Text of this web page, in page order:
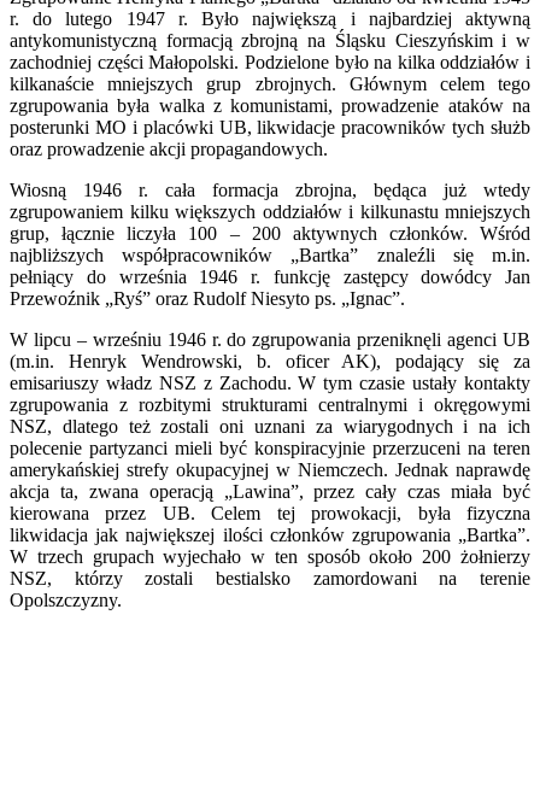
r. do lutego 1947 r. Było największą i najbardziej aktywną
antykomunistyczną formacją zbrojną na Śląsku Cieszyńskim i w
zachodniej części Małopolski. Podzielone było na kilka oddziałów i
kilkanaście mniejszych grup zbrojnych. Głównym celem tego
zgrupowania była walka z komunistami, prowadzenie ataków na
posterunki MO i placówki UB, likwidacje pracowników tych służb
oraz prowadzenie akcji propagandowych.
Wiosną 1946 r. cała formacja zbrojna, będąca już wtedy
zgrupowaniem kilku większych oddziałów i kilkunastu mniejszych
grup, łącznie liczyła 100 – 200 aktywnych członków. Wśród
najbliższych współpracowników „Bartka” znaleźli się m.in.
pełniący do września 1946 r. funkcję zastępcy dowódcy Jan
Przewoźnik „Ryś” oraz Rudolf Niesyto ps. „Ignac”.
W lipcu – wrześniu 1946 r. do zgrupowania przeniknęli agenci UB
(m.in. Henryk Wendrowski, b. oficer AK), podający się za
emisariuszy władz NSZ z Zachodu. W tym czasie ustały kontakty
zgrupowania z rozbitymi strukturami centralnymi i okręgowymi
NSZ, dlatego też zostali oni uznani za wiarygodnych i na ich
polecenie partyzanci mieli być konspiracyjnie przerzuceni na teren
amerykańskiej strefy okupacyjnej w Niemczech. Jednak naprawdę
akcja ta, zwana operacją „Lawina”, przez cały czas miała być
kierowana przez UB. Celem tej prowokacji, była fizyczna
likwidacja jak największej ilości członków zgrupowania „Bartka”.
W trzech grupach wyjechało w ten sposób około 200 żołnierzy
NSZ, którzy zostali bestialsko zamordowani na terenie
Opolszczyzny.